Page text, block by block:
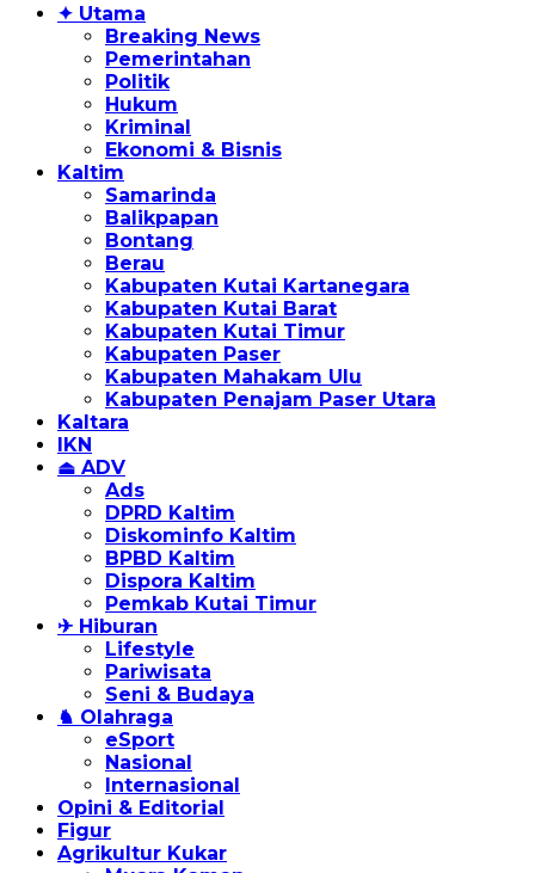
✦ Utama
Breaking News
Pemerintahan
Politik
Hukum
Kriminal
Ekonomi & Bisnis
Kaltim
Samarinda
Balikpapan
Bontang
Berau
Kabupaten Kutai Kartanegara
Kabupaten Kutai Barat
Kabupaten Kutai Timur
Kabupaten Paser
Kabupaten Mahakam Ulu
Kabupaten Penajam Paser Utara
Kaltara
IKN
⏏ ADV
Ads
DPRD Kaltim
Diskominfo Kaltim
BPBD Kaltim
Dispora Kaltim
Pemkab Kutai Timur
✈ Hiburan
Lifestyle
Pariwisata
Seni & Budaya
♞ Olahraga
eSport
Nasional
Internasional
Opini & Editorial
Figur
Agrikultur Kukar